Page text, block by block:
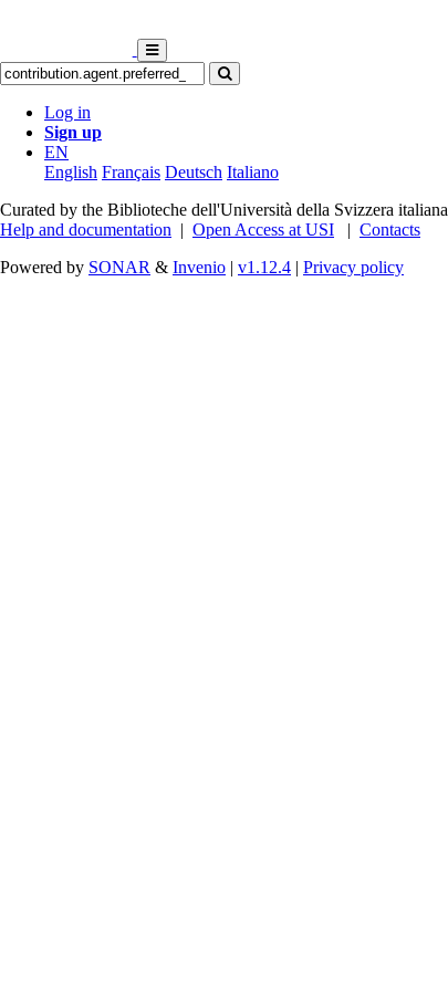
Log in
Sign up
EN
English Français Deutsch Italiano
Curated by the Biblioteche dell'Università della Svizzera italiana
Help and documentation | Open Access at USI | Contacts
Powered by SONAR & Invenio | v1.12.4 | Privacy policy